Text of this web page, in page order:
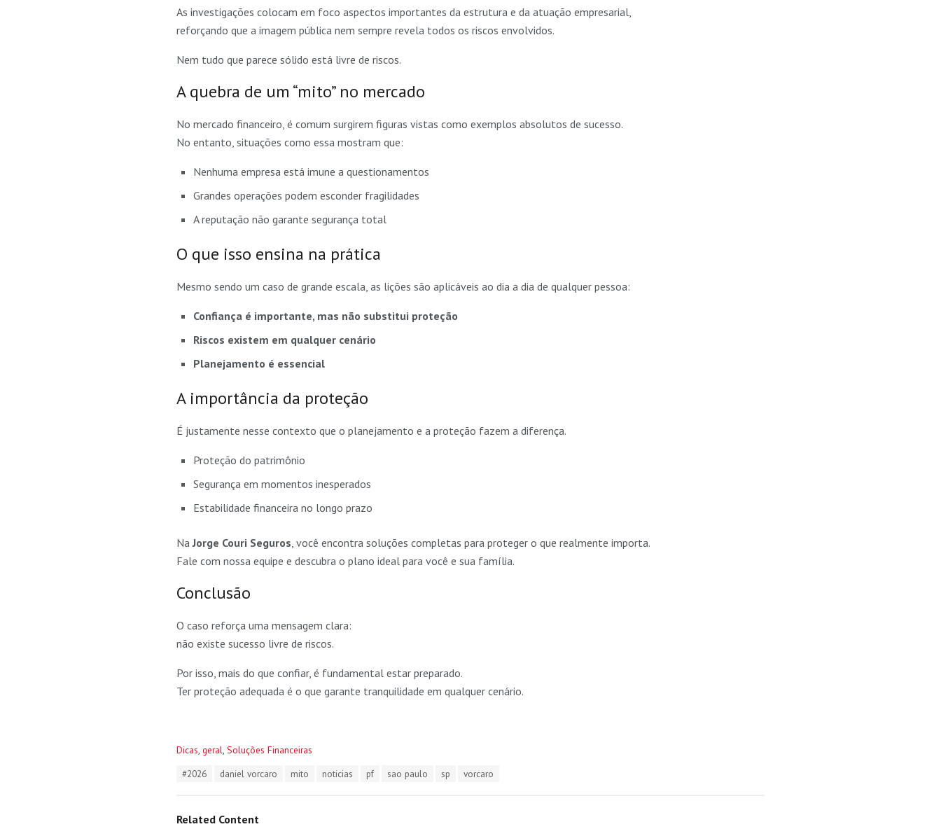
As investigações colocam em foco aspectos importantes da estrutura e da atuação empresarial,
reforçando que a imagem pública nem sempre revela todos os riscos envolvidos.
Nem tudo que parece sólido está livre de riscos.
A quebra de um “mito” no mercado
No mercado financeiro, é comum surgirem figuras vistas como exemplos absolutos de sucesso.
No entanto, situações como essa mostram que:
Nenhuma empresa está imune a questionamentos
Grandes operações podem esconder fragilidades
A reputação não garante segurança total
O que isso ensina na prática
Mesmo sendo um caso de grande escala, as lições são aplicáveis ao dia a dia de qualquer pessoa:
Confiança é importante, mas não substitui proteção
Riscos existem em qualquer cenário
Planejamento é essencial
A importância da proteção
É justamente nesse contexto que o planejamento e a proteção fazem a diferença.
Proteção do patrimônio
Segurança em momentos inesperados
Estabilidade financeira no longo prazo
NaJorge Couri Seguros , você encontra soluções completas para proteger o que realmente importa.
Fale com nossa equipe e descubra o plano ideal para você e sua família.
Conclusão
O caso reforça uma mensagem clara:
não existe sucesso livre de riscos.
Por isso, mais do que confiar, é fundamental estar preparado.
Ter proteção adequada é o que garante tranquilidade em qualquer cenário.
C
r
Dicas, geral, Soluções Financeiras
:
#2026 daniel vorcaro mito noticias pf sao paulo sp vorcaro
Related Content